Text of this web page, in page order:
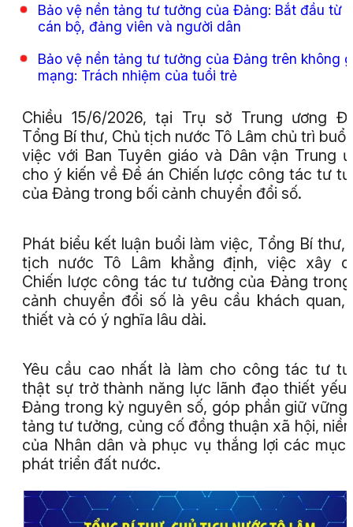
Bảo vệ nền tảng tư tưởng của Đảng: Bắt đầu từ
cán bộ, đảng viên và người dân
Bảo vệ nền tảng tư tưởng của Đảng trên không
mạng: Trách nhiệm của tuổi trẻ
Chiều 15/6/2026, tại Trụ sở Trung ương
Tổng Bí thư, Chủ tịch nước Tô Lâm chủ trì buổi
việc với Ban Tuyên giáo và Dân vận Trung
cho ý kiến về Đề án Chiến lược công tác tư
của Đảng trong bối cảnh chuyển đổi số.
Phát biểu kết luận buổi làm việc, Tổng Bí thư,
tịch nước Tô Lâm khẳng định, việc xây
Chiến lược công tác tư tưởng của Đảng
cảnh chuyển đổi số là yêu cầu khách quan,
thiết và có ý nghĩa lâu dài.
Yêu cầu cao nhất là làm cho công tác tư
thật sự trở thành năng lực lãnh đạo thiết yếu
Đảng trong kỷ nguyên số, góp phần giữ vững
tảng tư tưởng, củng cố đồng thuận xã hội,
của Nhân dân và phục vụ thắng lợi các mục
phát triển đất nước.